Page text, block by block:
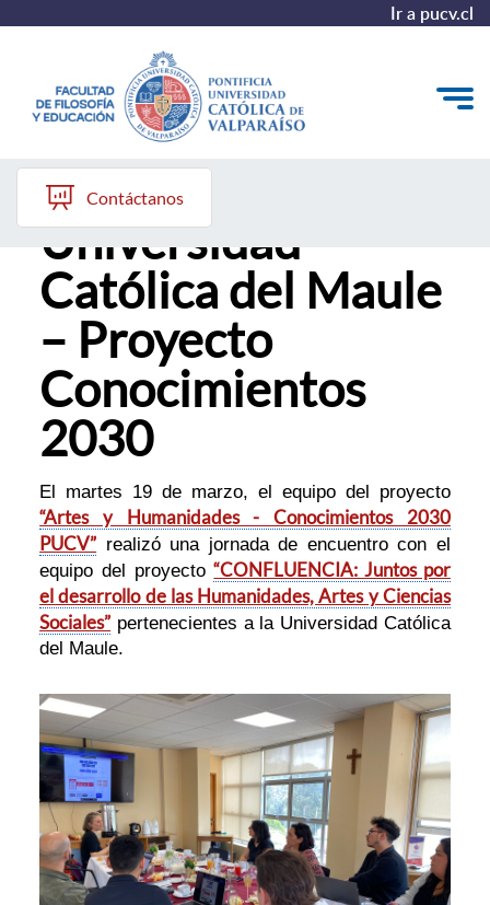
Ir a pucv.cl
Quiénes somos
Líneas de trabajo 2025-2028
Historia
Proyecto Conocimientos 2030
Reportes
Contáctanos
Encuentro con la
Universidad
Católica del Maule
– Proyecto
Conocimientos
2030
El martes 19 de marzo, el equipo del proyecto
“Artes y Humanidades - Conocimientos 2030
PUCV” realizó una jornada de encuentro con el
equipo del proyecto“CONFLUENCIA: Juntos por
el desarrollo de las Humanidades, Artes y Ciencias
Sociales” pertenecientes a la Universidad Católica
del Maule.